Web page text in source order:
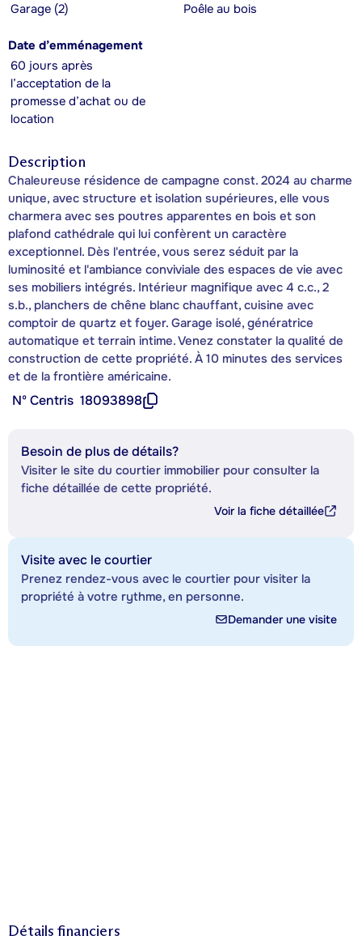
Garage (2)
Poêle au bois
Date d’emménagement
60 jours après
l’acceptation de la
promesse d’achat ou de
location
Description
Chaleureuse résidence de campagne const. 2024 au charme
unique, avec structure et isolation supérieures, elle vous
charmera avec ses poutres apparentes en bois et son
plafond cathédrale qui lui confèrent un caractère
exceptionnel. Dès l'entrée, vous serez séduit par la
luminosité et l'ambiance conviviale des espaces de vie avec
ses mobiliers intégrés. Intérieur magnifique avec 4 c.c., 2
s.b., planchers de chêne blanc chauffant, cuisine avec
comptoir de quartz et foyer. Garage isolé, génératrice
automatique et terrain intime. Venez constater la qualité de
construction de cette propriété. À 10 minutes des services
et de la frontière américaine.
Nº Centris 18093898
Besoin de plus de détails?
Visiter le site du courtier immobilier pour consulter la
fiche détaillée de cette propriété.
Voir la fiche détaillée
Visite avec le courtier
Prenez rendez-vous avec le courtier pour visiter la
propriété à votre rythme, en personne.
Demander une visite
Détails financiers